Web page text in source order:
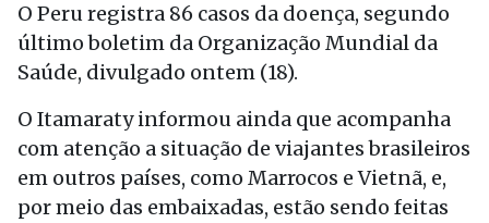
O Peru registra 86 casos da doença, segundo
último boletim da Organização Mundial da
Saúde, divulgado ontem (18).
O Itamaraty informou ainda que acompanha
com atenção a situação de viajantes brasileiros
em outros países, como Marrocos e Vietnã, e,
por meio das embaixadas, estão sendo feitas